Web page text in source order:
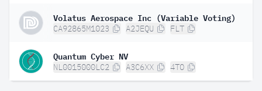
Volatus Aerospace Inc (Variable Voting)
CA92865M1023 A2JEQU FLT
Quantum Cyber NV
NL0015000LC2 A3C6XX 4TO